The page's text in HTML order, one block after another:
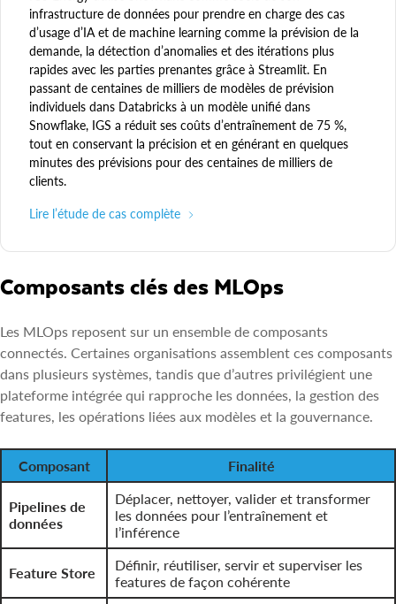
infrastructure de données pour prendre en charge des cas
d’usage d’IA et de machine learning comme la prévision de la
demande, la détection d’anomalies et des itérations plus
rapides avec les parties prenantes grâce à Streamlit. En
passant de centaines de milliers de modèles de prévision
individuels dans Databricks à un modèle unifié dans
Snowflake, IGS a réduit ses coûts d’entraînement de 75 %,
tout en conservant la précision et en générant en quelques
minutes des prévisions pour des centaines de milliers de
clients.
Lire l’étude de cas complète
Composants clés des MLOps
Les MLOps reposent sur un ensemble de composants
connectés. Certaines organisations assemblent ces composants
dans plusieurs systèmes, tandis que d’autres privilégient une
plateforme intégrée qui rapproche les données, la gestion des
features, les opérations liées aux modèles et la gouvernance.
Composant Finalité
Pipelines de
données
Déplacer, nettoyer, valider et transformer
les données pour l’entraînement et
l’inférence
Feature Store
Définir, réutiliser, servir et superviser les
features de façon cohérente